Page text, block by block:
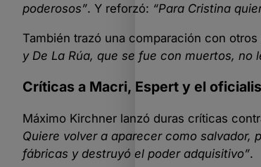
poderosos”. Y reforzó: “Para Cristina
También trazó una comparación con
y De La Rúa, que se fue con muertos, no
Críticas a Macri, Espert y el
Máximo Kirchner lanzó duras críticas
Quiere volver a aparecer como salvador,
fábricas y destruyó el poder adquisitivo”.